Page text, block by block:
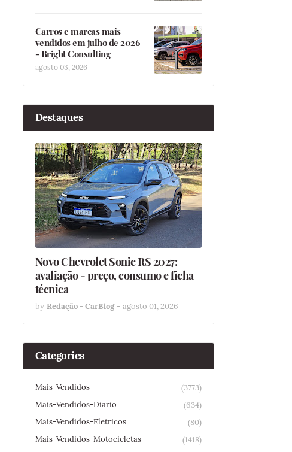
Carros e marcas mais
vendidos em julho de 2026
- Bright Consulting
agosto 03, 2026
Destaques
Novo Chevrolet Sonic RS 2027:
avaliação - preço, consumo e ficha
técnica
by Redação - CarBlog - agosto 01, 2026
Categories
Mais-Vendidos
(3773)
Mais-Vendidos-Diario
(634)
Mais-Vendidos-Eletricos
(80)
Mais-Vendidos-Motocicletas
(1418)